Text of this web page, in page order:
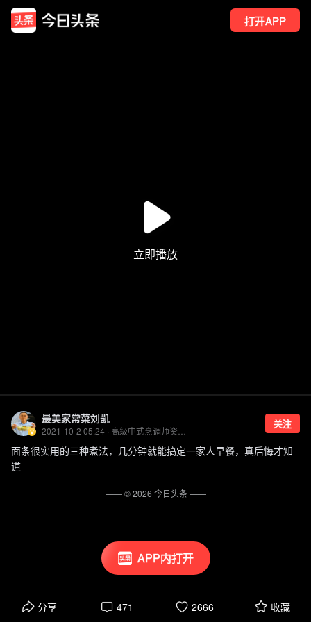
打开APP
APP内打开
最美家常菜刘凯 关注
面条很实用的三种煮法，几分钟就能搞定一家人早餐，真后悔才知
道
分享 471 2666 收藏
—— ©2026 今日头条——